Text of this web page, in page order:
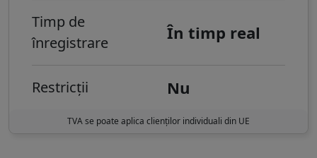
Timp de
înregistrare
În timp real
Restricții Nu
TVA se poate aplica clienților individuali din UE